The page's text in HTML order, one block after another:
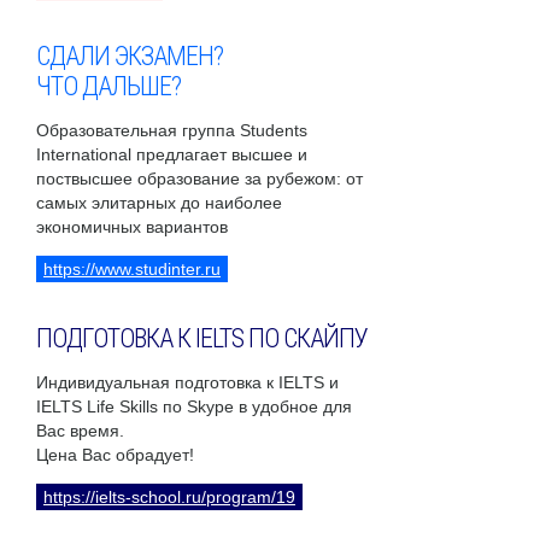
СДАЛИ ЭКЗАМЕН?
ЧТО ДАЛЬШЕ?
Образовательная группа Students
International предлагает высшее и
поствысшее образование за рубежом: от
самых элитарных до наиболее
экономичных вариантов
https://www.studinter.ru
ПОДГОТОВКА К IELTS ПО СКАЙПУ
Индивидуальная подготовка к IELTS и
IELTS Life Skills по Skype в удобное для
Вас время.
Цена Вас обрадует!
https://ielts-school.ru/program/19